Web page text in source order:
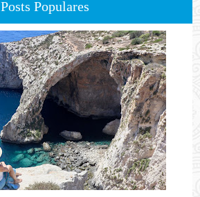
Posts Populares